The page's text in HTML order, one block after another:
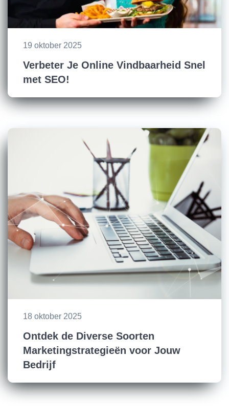
19 oktober 2025
Verbeter Je Online Vindbaarheid Snel
met SEO!
18 oktober 2025
Ontdek de Diverse Soorten
Marketingstrategieën voor Jouw
Bedrijf